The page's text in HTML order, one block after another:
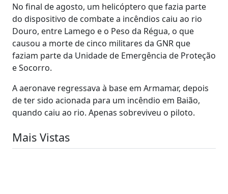
No final de agosto, um helicóptero que fazia parte
do dispositivo de combate a incêndios caiu ao rio
Douro, entre Lamego e o Peso da Régua, o que
causou a morte de cinco militares da GNR que
faziam parte da Unidade de Emergência de Proteção
e Socorro.
A aeronave regressava à base em Armamar, depois
de ter sido acionada para um incêndio em Baião,
quando caiu ao rio. Apenas sobreviveu o piloto.
Mais Vistas